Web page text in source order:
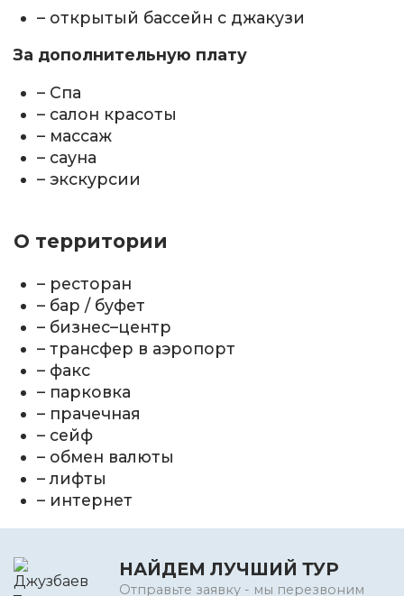
– открытый бассейн с джакузи
За дополнительную плату
– Спа
– салон красоты
– массаж
– сауна
– экскурсии
О территории
– ресторан
– бар / буфет
– бизнес–центр
– трансфер в аэропорт
– факс
– парковка
– прачечная
– сейф
– обмен валюты
– лифты
– интернет
НАЙДЕМ ЛУЧШИЙ ТУР
Отправьте заявку - мы перезвоним